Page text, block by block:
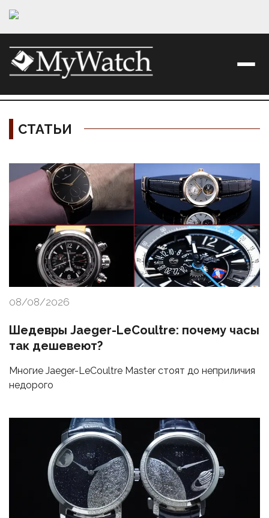
СТАТЬИ
Материалы
08/08/2026
Шедевры Jaeger-LeCoultre: почему часы
так дешевеют?
Многие Jaeger-LeCoultre Master стоят до неприличия
недорого